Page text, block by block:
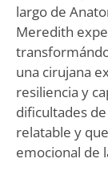
largo de
Meredith
una cirujana
resiliencia y
dificultades
relatable y
emocional de